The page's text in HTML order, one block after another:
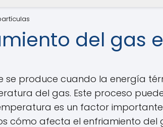
del gas
se produce cuando la energía
del gas. Este proceso
es un factor
cómo afecta el enfriamiento